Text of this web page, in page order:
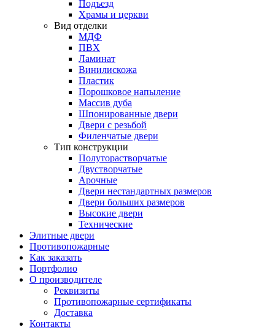
Подъезд
Храмы и церкви
Вид отделки
МДФ
ПВХ
Ламинат
Винилискожа
Пластик
Порошковое напыление
Массив дуба
Шпонированные двери
Двери с резьбой
Филенчатые двери
Тип конструкции
Полуторастворчатые
Двустворчатые
Арочные
Двери нестандартных размеров
Двери больших размеров
Высокие двери
Технические
Элитные двери
Противопожарные
Как заказать
Портфолио
О производителе
Реквизиты
Противопожарные сертификаты
Доставка
Контакты